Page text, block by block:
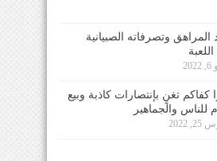
المراهق وتصرفاته الصبيانية
كفاكم تغنٍ بإنتصارات كاذبة وبيع
للناس والجماهير
2022